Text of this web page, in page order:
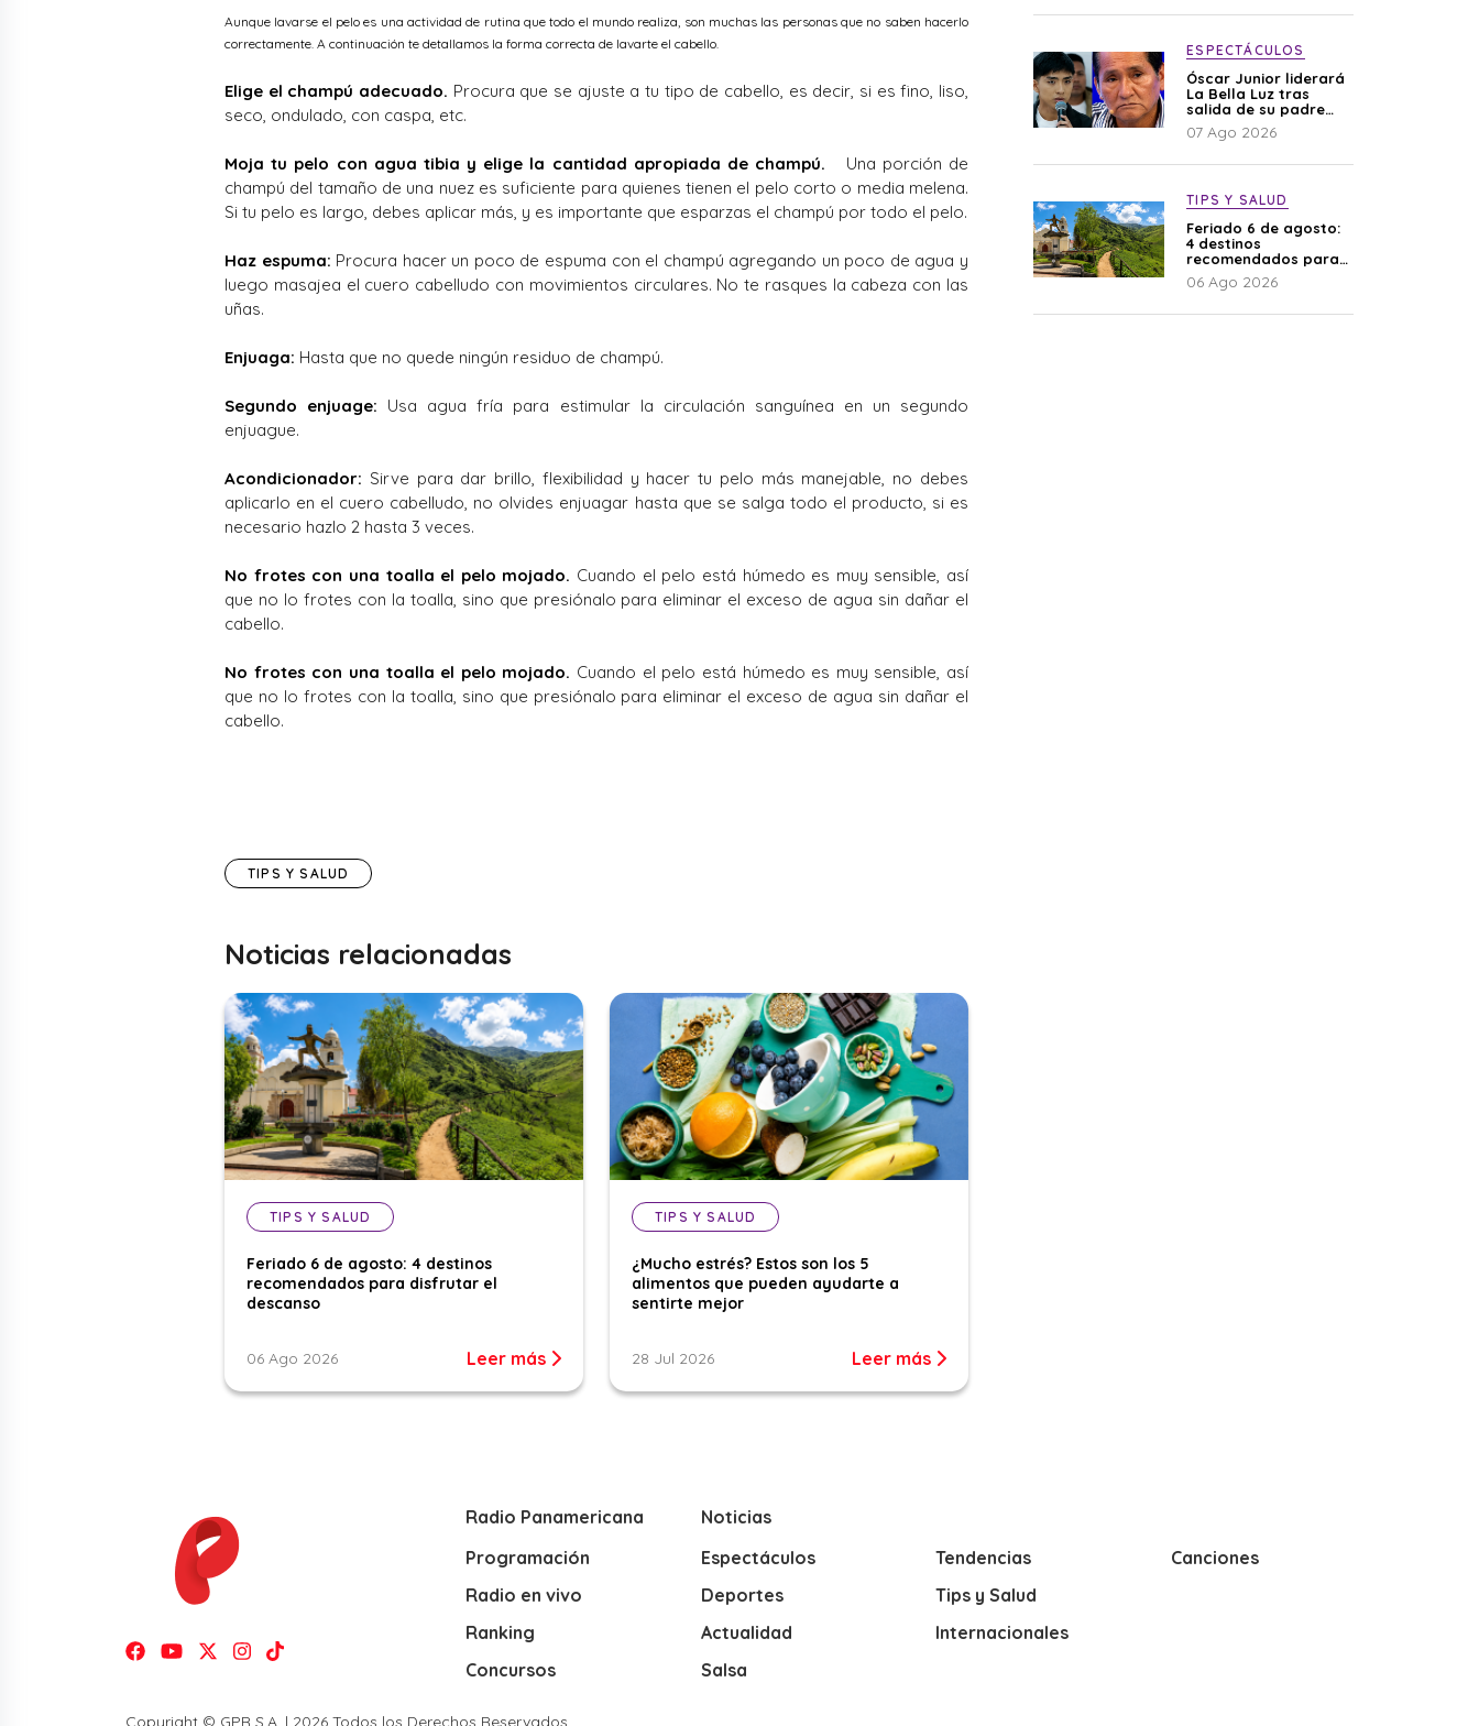
Aunque lavarse el pelo es una actividad de rutina que todo el mundo realiza, son muchas las personas que no saben hacerlo
correctamente. A continuación te detallamos la forma correcta de lavarte el cabello.
Elige el champú adecuado. Procura que se ajuste a tu tipo de cabello, es decir, si es fino, liso,
seco, ondulado, con caspa, etc.
Moja tu pelo con agua tibia y elige la cantidad apropiada de champú. Una porción de
champú del tamaño de una nuez es suficiente para quienes tienen el pelo corto o media melena.
Si tu pelo es largo, debes aplicar más, y es importante que esparzas el champú por todo el pelo.
Haz espuma: Procura hacer un poco de espuma con el champú agregando un poco de agua y
luego masajea el cuero cabelludo con movimientos circulares. No te rasques la cabeza con las
uñas.
Enjuaga: Hasta que no quede ningún residuo de champú.
Segundo enjuage: Usa agua fría para estimular la circulación sanguínea en un segundo
enjuague.
Acondicionador: Sirve para dar brillo, flexibilidad y hacer tu pelo más manejable, no debes
aplicarlo en el cuero cabelludo, no olvides enjuagar hasta que se salga todo el producto, si es
necesario hazlo 2 hasta 3 veces.
No frotes con una toalla el pelo mojado. Cuando el pelo está húmedo es muy sensible, así
que no lo frotes con la toalla, sino que presiónalo para eliminar el exceso de agua sin dañar el
cabello.
No frotes con una toalla el pelo mojado. Cuando el pelo está húmedo es muy sensible, así
que no lo frotes con la toalla, sino que presiónalo para eliminar el exceso de agua sin dañar el
cabello.
TIPS Y SALUD
Noticias relacionadas
TIPS Y SALUD
Feriado 6 de agosto: 4 destinos
recomendados para disfrutar el
descanso
06 Ago 2026 Leer más
TIPS Y SALUD
¿Mucho estrés? Estos son los 5
alimentos que pueden ayudarte a
sentirte mejor
28 Jul 2026 Leer más
ESPECTÁCULOS
Óscar Junior liderará
La Bella Luz tras
salida de su padre
por polémica con
Naldy Saldaña
07 Ago 2026
TIPS Y SALUD
Feriado 6 de agosto:
4 destinos
recomendados para
disfrutar el descanso
06 Ago 2026
Radio Panamericana
Programación
Radio en vivo
Ranking
Concursos
Noticias
Espectáculos
Deportes
Actualidad
Salsa
Tendencias
Tips y Salud
Internacionales
Canciones